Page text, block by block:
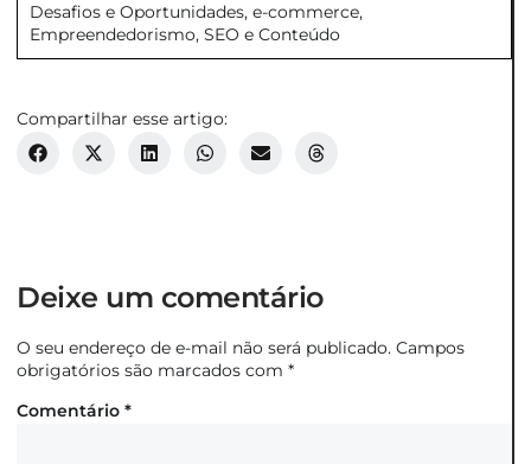
Desafios e Oportunidades, e-commerce,
Empreendedorismo, SEO e Conteúdo
Compartilhar esse artigo:
Deixe um comentário
O seu endereço de e-mail não será publicado. Campos
obrigatórios são marcados com *
Comentário *